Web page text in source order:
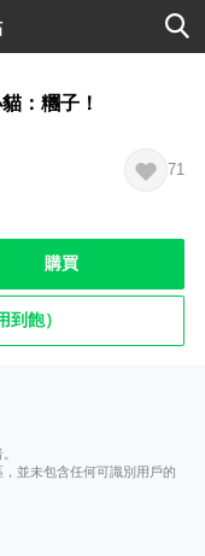
：糰子！
71
購買
飽）
並未包含任何可識別用戶的